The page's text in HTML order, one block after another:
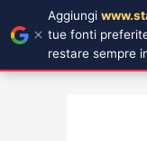
Aggiungi
tue fonti
restare sempre